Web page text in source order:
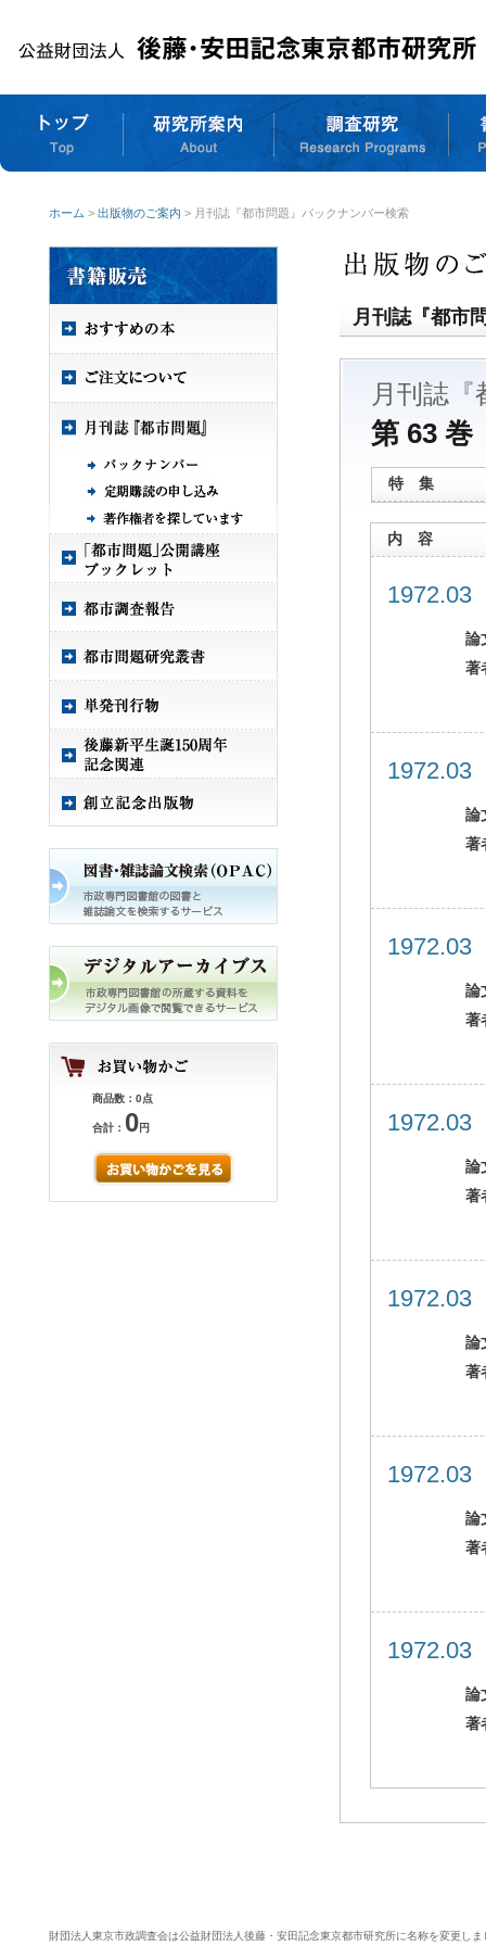
ホーム > 出版物のご案内 > 月刊誌『都市問題』バックナンバー検索
商品数：0点
合計： 0円
月刊誌『都市
月刊誌『
第 63
特 集
内 容
論
著
論
著
論
著
論
著
論
著
論
著
論
著
財団法人東京市政調査会は公益財団法人後藤・安田記念東京都市研究所に名称を変更しま